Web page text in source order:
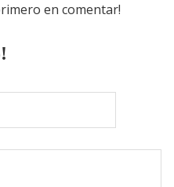
en comentar!